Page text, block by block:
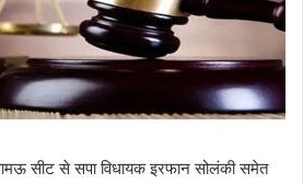
सीट से सपा विधायक इरफान सोलंकी समेत